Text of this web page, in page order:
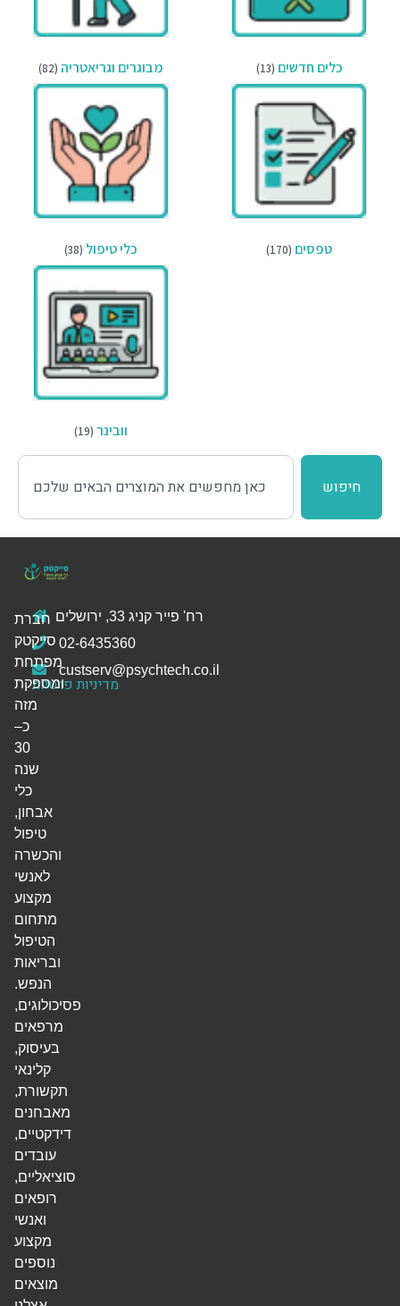
מבוגרים וגריאטריה (82) כלים חדשים (13)
כלי טיפול (38) טפסים (170)
וובינר (19)
חיפוש
רח' פייר קניג 33, ירושלים
02-6435360
custserv@psychtech.co.il
מדיניות פרטיות
חברת
סייקטק
מפתחת
ומספקת
מזה
כ–
30
שנה
כלי
אבחון,
טיפול
והכשרה
לאנשי
מקצוע
מתחום
הטיפול
ובריאות
הנפש.
פסיכולוגים,
מרפאים
בעיסוק,
קלינאי
תקשורת,
מאבחנים
דידקטיים,
עובדים
סוציאליים,
רופאים
ואנשי
מקצוע
נוספים
מוצאים